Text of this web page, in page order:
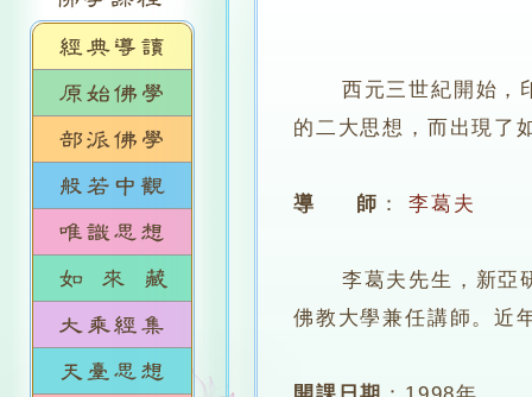
西元三世紀開始，
的二大思想，而出現了
導 師 ： 李葛夫
李葛夫先生，新亞研
佛教大學兼任講師。近